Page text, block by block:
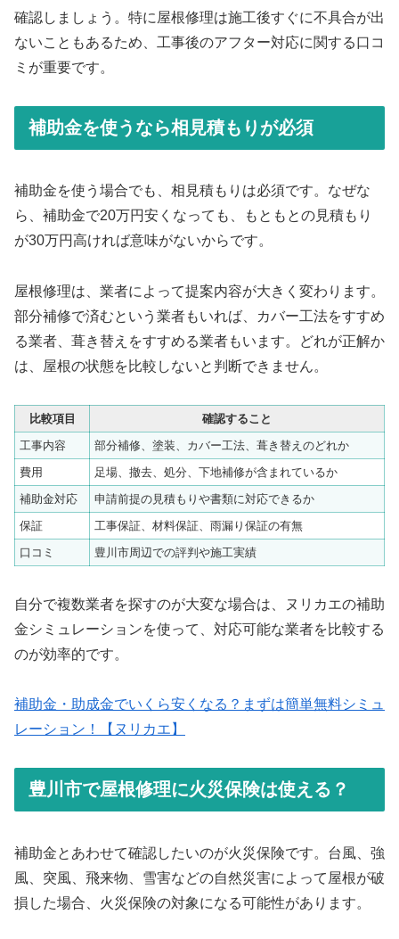
確認しましょう。特に屋根修理は施工後すぐに不具合が出
ないこともあるため、工事後のアフター対応に関する口コ
ミが重要です。
補助金を使うなら相見積もりが必須
補助金を使う場合でも、相見積もりは必須です。なぜな
ら、補助金で20万円安くなっても、もともとの見積もり
が30万円高ければ意味がないからです。
屋根修理は、業者によって提案内容が大きく変わります。
部分補修で済むという業者もいれば、カバー工法をすすめ
る業者、葺き替えをすすめる業者もいます。どれが正解か
は、屋根の状態を比較しないと判断できません。
比較項目
確認すること
工事内容
部分補修、塗装、カバー工法、葺き替えのどれか
費用
足場、撤去、処分、下地補修が含まれているか
補助金対応
申請前提の見積もりや書類に対応できるか
保証
工事保証、材料保証、雨漏り保証の有無
口コミ
豊川市周辺での評判や施工実績
自分で複数業者を探すのが大変な場合は、ヌリカエの補助
金シミュレーションを使って、対応可能な業者を比較する
のが効率的です。
補助金・助成金でいくら安くなる？まずは簡単無料シミュ
レーション！【ヌリカエ】
豊川市で屋根修理に火災保険は使える？
補助金とあわせて確認したいのが火災保険です。台風、強
風、突風、飛来物、雪害などの自然災害によって屋根が破
損した場合、火災保険の対象になる可能性があります。